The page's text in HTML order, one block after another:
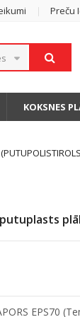
Preču
KOKSNES
putuplasts
EPS70